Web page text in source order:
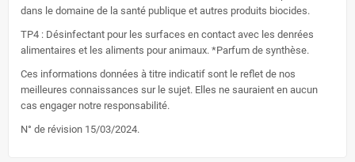
dans le domaine de la santé publique et autres produits biocides.
TP4 : Désinfectant pour les surfaces en contact avec les denrées
alimentaires et les aliments pour animaux. *Parfum de synthèse.
Ces informations données à titre indicatif sont le reflet de nos
meilleures connaissances sur le sujet. Elles ne sauraient en aucun
cas engager notre responsabilité.
N° de révision 15/03/2024.